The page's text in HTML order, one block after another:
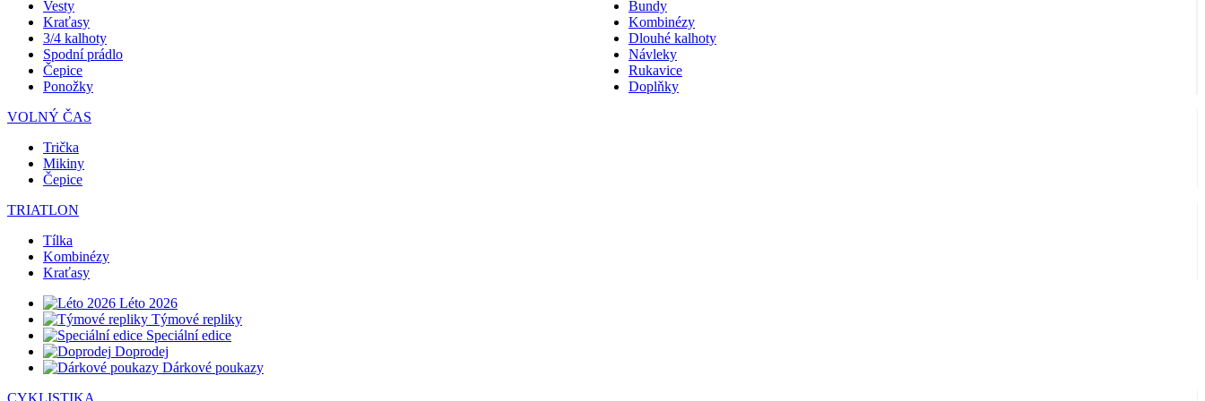
Vesty
Bundy
Kraťasy
Kombinézy
3/4 kalhoty
Dlouhé kalhoty
Spodní prádlo
Návleky
Čepice
Rukavice
Ponožky
Doplňky
VOLNÝ ČAS
Trička
Mikiny
Čepice
TRIATLON
Tílka
Kombinézy
Kraťasy
Léto 2026
Týmové repliky
Speciální edice
Doprodej
Dárkové poukazy
CYKLISTIKA